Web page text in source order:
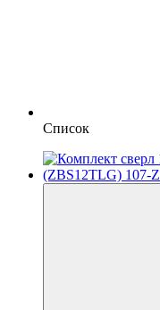
Список